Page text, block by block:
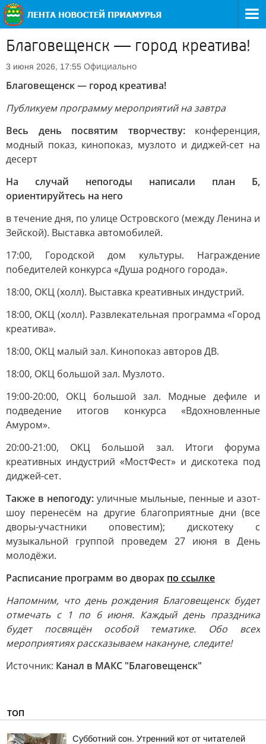
Благовещенск — город креатива!
3 июня 2026, 17:55 Официально
Благовещенск — город креатива!
Публикуем программу мероприятий на завтра
Весь день посвятим творчеству:конференция,
модный показ, кинопоказ, музлото и диджей-сет на
десерт
На случай непогоды написали план Б,
ориентируйтесь на него
в течение дня, по улице Островского (между Ленина и
Зейской). Выставка автомобилей.
17:00, Городской дом культуры. Награждение
победителей конкурса «Душа родного города».
18:00, ОКЦ (холл). Выставка креативных индустрий.
18:00, ОКЦ (холл). Развлекательная программа «Город
креатива».
18:00, ОКЦ малый зал. Кинопоказ авторов ДВ.
18:00, ОКЦ большой зал. Музлото.
19:00-20:00, ОКЦ большой зал. Модные дефиле и
подведение итогов конкурса «Вдохновленные
Амуром».
20:00-21:00, ОКЦ большой зал. Итоги форума
креативных индустрий «МостФест» и дискотека под
диджей-сет.
Также в непогоду: уличные мыльные, пенные и азот-
шоу перенесём на другие благоприятные дни (все
дворы-участники оповестим); дискотеку с
музыкальной группой проведем 27 июня в День
молодёжи.
Расписание программ во дворах по ссылке
Напомним, что день рождения Благовещенск будет
отмечать с 1 по 6 июня. Каждый день праздника
будет посвящён особой тематике. Обо всех
мероприятиях рассказываем накануне, следите!
Источник: Канал в МАКС "Благовещенск"
ТОП
Субботний сон. Утренний кот от читателей